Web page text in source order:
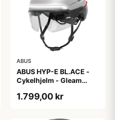
ABUS
ABUS HYP-E BL.ACE -
Cykelhjelm - Gleam
1.799,00 kr